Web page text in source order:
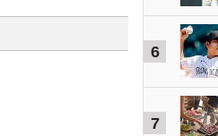
6
7